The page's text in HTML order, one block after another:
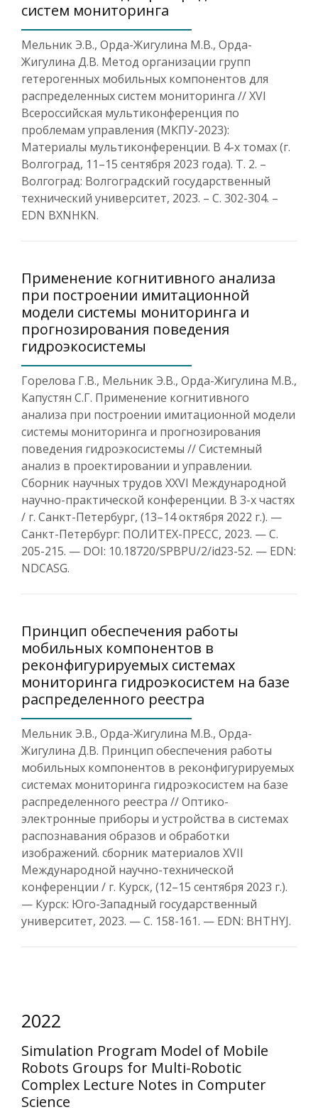
систем мониторинга
Мельник Э.В., Орда-Жигулина М.В., Орда-
Жигулина Д.В. Метод организации групп
гетерогенных мобильных компонентов для
распределенных систем мониторинга // XVI
Всероссийская мультиконференция по
проблемам управления (МКПУ-2023):
Материалы мультиконференции. В 4-х томах (г.
Волгоград, 11–15 сентября 2023 года). Т. 2. –
Волгоград: Волгоградский государственный
технический университет, 2023. – С. 302-304. –
EDN BXNHKN.
Применение когнитивного анализа
при построении имитационной
модели системы мониторинга и
прогнозирования поведения
гидроэкосистемы
Горелова Г.В., Мельник Э.В., Орда-Жигулина М.В.,
Капустян С.Г. Применение когнитивного
анализа при построении имитационной модели
системы мониторинга и прогнозирования
поведения гидроэкосистемы // Системный
анализ в проектировании и управлении.
Сборник научных трудов XXVI Международной
научно-практической конференции. В 3-х частях
/ г. Санкт-Петербург, (13–14 октября 2022 г.). —
Санкт-Петербург: ПОЛИТЕХ-ПРЕСС, 2023. — С.
205-215. — DOI: 10.18720/SPBPU/2/id23-52. — EDN:
NDCASG.
Принцип обеспечения работы
мобильных компонентов в
реконфигурируемых системах
мониторинга гидроэкосистем на базе
распределенного реестра
Мельник Э.В., Орда-Жигулина М.В., Орда-
Жигулина Д.В. Принцип обеспечения работы
мобильных компонентов в реконфигурируемых
системах мониторинга гидроэкосистем на базе
распределенного реестра // Оптико-
электронные приборы и устройства в системах
распознавания образов и обработки
изображений. сборник материалов XVII
Международной научно-технической
конференции / г. Курск, (12–15 сентября 2023 г.).
— Курск: Юго-Западный государственный
университет, 2023. — С. 158-161. — EDN: BHTHYJ.
2022
Simulation Program Model of Mobile
Robots Groups for Multi-Robotic
Complex Lecture Notes in Computer
Science